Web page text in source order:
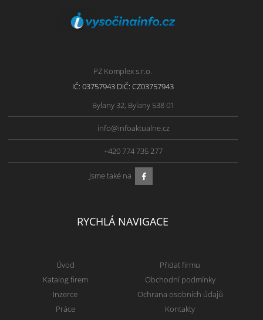
PZ Komplex s.r.o.
IČ: 03757943 DIČ: CZ03757943
Bylany 32, Bylany 538 01
info@infoaktualne.cz
+420 774 735 277
Jsme také na
RYCHLÁ NAVIGACE
Úvod
Katalog firem
Inzerce
Práce
Přidat firmu
Obchodní podmínky
Ochrana osobních údajů
Kontakty